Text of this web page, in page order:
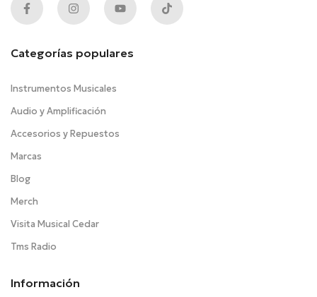
Categorías populares
Instrumentos Musicales
Audio y Amplificación
Accesorios y Repuestos
Marcas
Blog
Merch
Visita Musical Cedar
Tms Radio
Información